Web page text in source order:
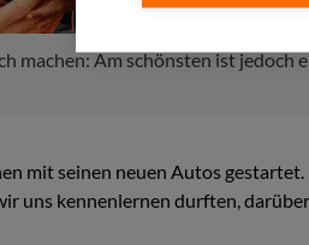
machen: Am schönsten ist jedoch
mit seinen neuen Autos
uns kennenlernen durften,